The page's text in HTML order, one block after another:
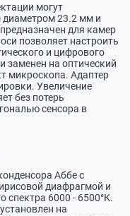
могут
диаметром 23.2 мм и
для камер
позволяет настроить
и цифрового
заменен на оптический
микроскопа. Адаптер
Увеличение
без потерь
сенсора в
Аббе с
диафрагмой и
спектра 6000 - 6500°К.
на